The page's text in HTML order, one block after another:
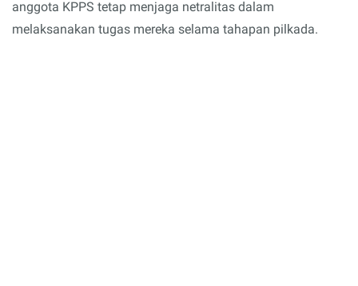
anggota KPPS tetap menjaga netralitas dalam
melaksanakan tugas mereka selama tahapan pilkada.